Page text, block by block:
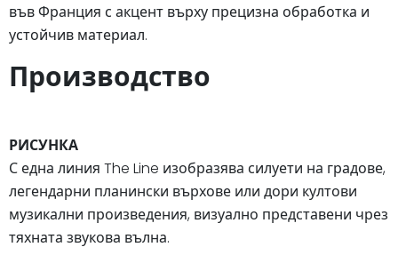
във Франция с акцент върху прецизна обработка и
устойчив материал.
Производство
РИСУНКА
С една линия The Line изобразява силуети на градове,
легендарни планински върхове или дори култови
музикални произведения, визуално представени чрез
тяхната звукова вълна.